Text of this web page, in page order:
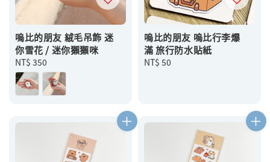
嗚比的朋友 絨毛吊飾 迷
你雪花 / 迷你獺獺咪
Regular
price
NT$ 350
嗚比的朋友 嗚比行李爆
滿 旅行防水貼紙
Regular
NT$ 50